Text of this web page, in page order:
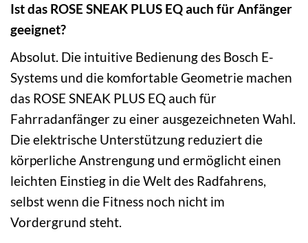
Ist das ROSE SNEAK PLUS EQ auch für Anfänger
geeignet?
Absolut. Die intuitive Bedienung des Bosch E-
Systems und die komfortable Geometrie machen
das ROSE SNEAK PLUS EQ auch für
Fahrradanfänger zu einer ausgezeichneten Wahl.
Die elektrische Unterstützung reduziert die
körperliche Anstrengung und ermöglicht einen
leichten Einstieg in die Welt des Radfahrens,
selbst wenn die Fitness noch nicht im
Vordergrund steht.